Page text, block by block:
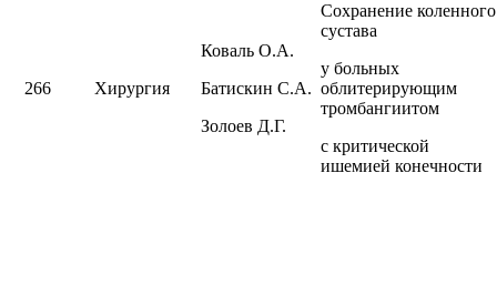
266 Хирургия
Коваль О.А.
Батискин С.А.
Золоев Д.Г.
Сохранение коленного
сустава
у больных
облитерирующим
тромбангиитом
с критической
ишемией конечности